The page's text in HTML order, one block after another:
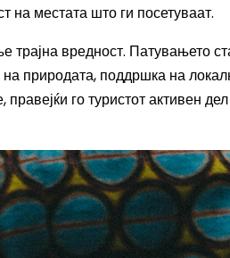
на местата што ги посетуваат.
трајна вредност. Патувањето
природата, поддршка на
го туристот активен